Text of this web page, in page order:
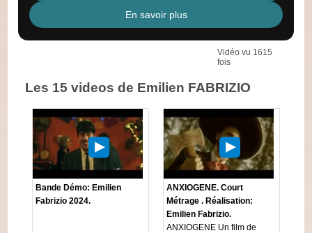
En savoir plus
Vidéo vu 1615
fois
Les 15 videos de Emilien FABRIZIO
Bande Démo: Emilien
Fabrizio 2024.
ANXIOGENE. Court
Métrage . Réalisation:
Emilien Fabrizio.
ANXIOGENE Un film de